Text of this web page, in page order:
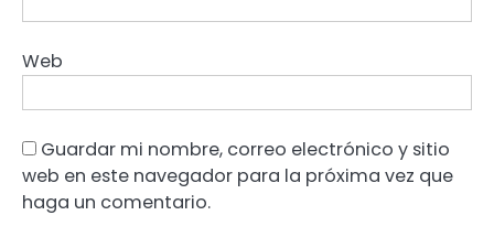
Web
Guardar mi nombre, correo electrónico y sitio
web en este navegador para la próxima vez que
haga un comentario.